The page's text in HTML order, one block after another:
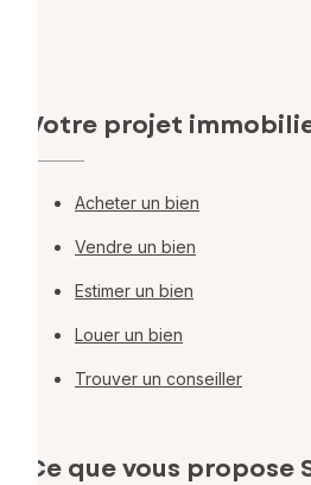
Votre projet
Acheter un bien
Vendre un bien
Estimer un bien
Louer un bien
Trouver un conseiller
Ce que vous propose